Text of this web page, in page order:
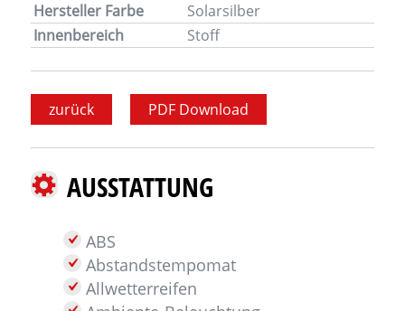
Hersteller Farbe
Solarsilber
Innenbereich
Stoff
zurück PDF Download
AUSSTATTUNG
ABS
Abstandstempomat
Allwetterreifen